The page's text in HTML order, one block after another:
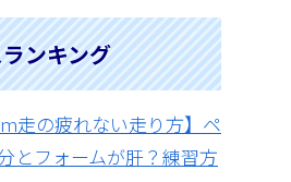
ンキング
走の疲れない走り方】ペ
とフォームが肝？練習方